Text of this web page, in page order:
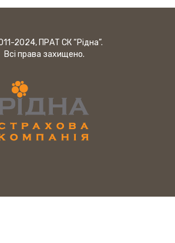
2024, ПРАТ СК “Рідна”.
Всі права захищено.